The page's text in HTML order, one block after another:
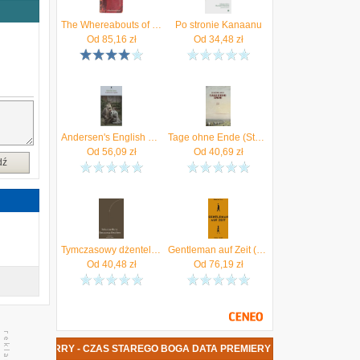
The Whereabouts of Eneas McNulty
Od 85,16 zł
Po stronie Kanaanu
Od 34,48zł
Andersen's English Sebastian Barry
Od 56,09 zł
Tage ohne Ende (Steidl Pocket) Barry, Sebastian
Od 40,69 zł
Tymczasowy dżentelmen (ebook)
Od 40,48zł
Gentleman auf Zeit (Barry Sebastian)(Twarda)(niemiecki)
Od 76,19 zł
BARRY - CZAS STAREGO BOGA DATA PREMIERY